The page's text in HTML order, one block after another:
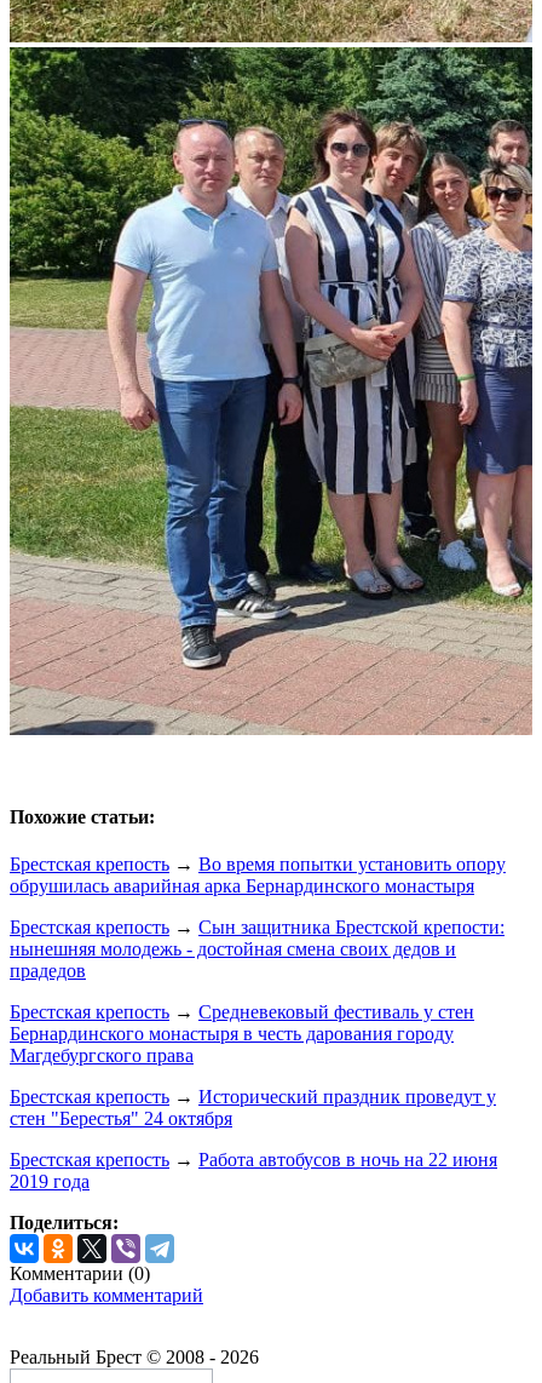
Похожие статьи:
Брестская крепость → Во время попытки установить опору
обрушилась аварийная арка Бернардинского монастыря
Брестская крепость → Сын защитника Брестской крепости:
нынешняя молодежь - достойная смена своих дедов и
прадедов
Брестская крепость → Средневековый фестиваль у стен
Бернардинского монастыря в честь дарования городу
Магдебургского права
Брестская крепость → Исторический праздник проведут у
стен "Берестья" 24 октября
Брестская крепость → Работа автобусов в ночь на 22 июня
2019 года
Поделиться:
Комментарии (0)
Добавить комментарий
Реальный Брест © 2008 - 2026